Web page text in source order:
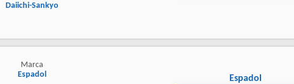
Daiichi-Sankyo
Marca
Espadol
Espadol